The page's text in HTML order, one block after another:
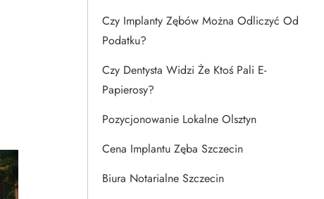
Czy Implanty Zębów Można Odliczyć Od
Podatku?
Czy Dentysta Widzi Że Ktoś Pali E-
Papierosy?
Pozycjonowanie Lokalne Olsztyn
Cena Implantu Zęba Szczecin
Biura Notarialne Szczecin